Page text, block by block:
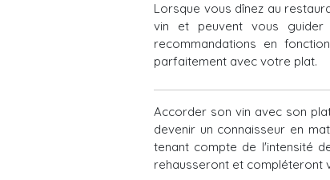
Lorsque vous dînez au
vin et peuvent vous
recommandations en
parfaitement avec votre plat.
Accorder son vin avec son
devenir un connaisseur en
tenant compte de l'intensité
rehausseront et compléteront